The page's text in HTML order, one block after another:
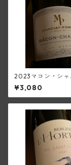
2023マコン・シャ
ンシア・ポンセ)
¥3,080